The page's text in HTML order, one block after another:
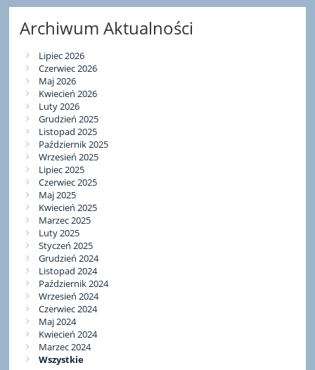
Archiwum Aktualności
Lipiec 2026
Czerwiec 2026
Maj 2026
Kwiecień 2026
Luty 2026
Grudzień 2025
Listopad 2025
Październik 2025
Wrzesień 2025
Lipiec 2025
Czerwiec 2025
Maj 2025
Kwiecień 2025
Marzec 2025
Luty 2025
Styczeń 2025
Grudzień 2024
Listopad 2024
Październik 2024
Wrzesień 2024
Czerwiec 2024
Maj 2024
Kwiecień 2024
Marzec 2024
Wszystkie